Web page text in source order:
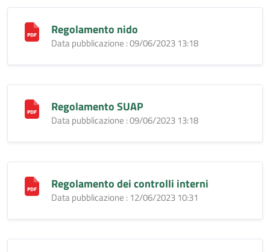
Regolamento nido
Data pubblicazione : 09/06/2023 13:18
Regolamento SUAP
Data pubblicazione : 09/06/2023 13:18
Regolamento dei controlli interni
Data pubblicazione : 12/06/2023 10:31